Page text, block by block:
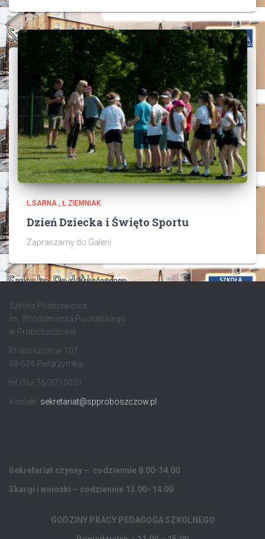
L.SARNA , Ł.ZIEMNIAK
Dzień Dziecka i Święto Sportu
Zapraszamy do Galerii
Szkoła Podstawowa
im. Włodzimierza Puchalskiego
w Proboszczowie
Proboszczów 107
59-524 Pielgrzymka
tel./fax 76/8775031
kontakt: sekretariat@spproboszczow.pl
Sekretariat czynny – codziennie 8.00-14.00
Skargi i wnioski – codziennie 13.00- 14.00
GODZINY PRACY PEDAGOGA SZKOLNEGO